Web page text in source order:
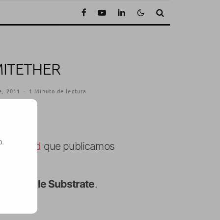
2011 · 1 Minuto de lectura
que publicamos
Mobile Substrate.